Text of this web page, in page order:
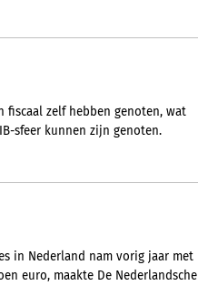
fiscaal zelf hebben genoten, wat
sfeer kunnen zijn genoten.
in Nederland nam vorig jaar met
euro, maakte De Nederlandsche